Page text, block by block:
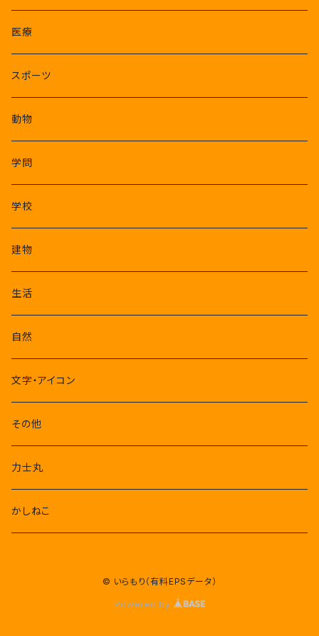
医療
スポーツ
動物
学問
学校
建物
生活
自然
文字・アイコン
その他
力士丸
かしねこ
© いらもり（有料EPSデータ）
Powered by